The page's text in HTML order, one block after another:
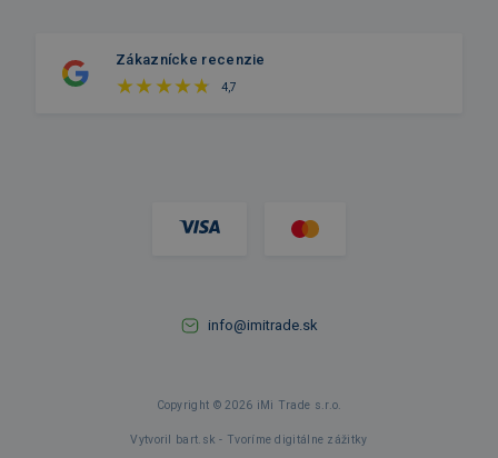
Zákaznícke recenzie
4,7
info@imitrade.sk
Copyright © 2026 iMi Trade s.r.o.
Vytvoril bart.sk - Tvoríme digitálne zážitky